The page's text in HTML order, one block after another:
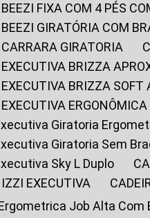
BEEZI FIXA COM 4 PÉS
BEEZI GIRATÓRIA COM
CARRARA GIRATORIA
EXECUTIVA BRIZZA
EXECUTIVA BRIZZA
EXECUTIVA
Giratoria
Giratoria Sem
Sky L Duplo
IZZI EXECUTIVA
Ergometrica Job Alta Com